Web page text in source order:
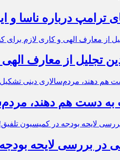
ترامپ درباره ناسا و
تجلیل از معارف
دست هم دهند،
در بررسی لایحه